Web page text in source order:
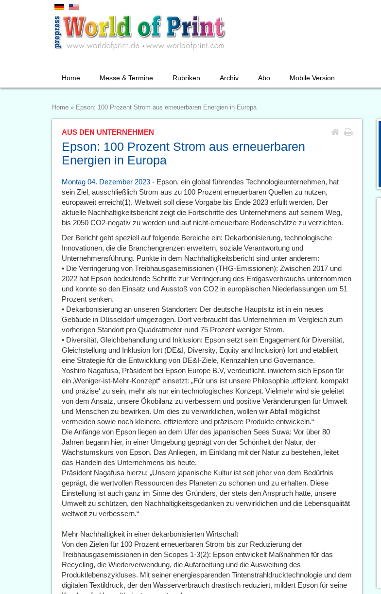
Home Messe & Termine Rubriken Archiv Abo Mobile Version
Home » Epson: 100 Prozent Strom aus erneuerbaren Energien in Europa
AUS DEN UNTERNEHMEN
Epson: 100 Prozent Strom aus erneuerbaren
Energien in Europa
Montag 04. Dezember 2023 - Epson, ein global führendes Technologieunternehmen, hat
sein Ziel, ausschließlich Strom aus zu 100 Prozent erneuerbaren Quellen zu nutzen,
europaweit erreicht(1). Weltweit soll diese Vorgabe bis Ende 2023 erfüllt werden. Der
aktuelle Nachhaltigkeitsbericht zeigt die Fortschritte des Unternehmens auf seinem Weg,
bis 2050 CO2-negativ zu werden und auf nicht-erneuerbare Bodenschätze zu verzichten.
Der Bericht geht speziell auf folgende Bereiche ein: Dekarbonisierung, technologische
Innovationen, die die Branchengrenzen erweitern, soziale Verantwortung und
Unternehmensführung. Punkte in dem Nachhaltigkeitsbericht sind unter anderem:
• Die Verringerung von Treibhausgasemissionen (THG-Emissionen): Zwischen 2017 und
2022 hat Epson bedeutende Schritte zur Verringerung des Erdgasverbrauchs unternommen
und konnte so den Einsatz und Ausstoß von CO2 in europäischen Niederlassungen um 51
Prozent senken.
• Dekarbonisierung an unseren Standorten: Der deutsche Hauptsitz ist in ein neues
Gebäude in Düsseldorf umgezogen. Dort verbraucht das Unternehmen im Vergleich zum
vorherigen Standort pro Quadratmeter rund 75 Prozent weniger Strom.
• Diversität, Gleichbehandlung und Inklusion: Epson setzt sein Engagement für Diversität,
Gleichstellung und Inklusion fort (DE&I, Diversity, Equity and Inclusion) fort und etabliert
eine Strategie für die Entwicklung von DE&I-Ziele, Kennzahlen und Governance.
Yoshiro Nagafusa, Präsident bei Epson Europe B.V, verdeutlicht, inwiefern sich Epson für
ein ‚Weniger-ist-Mehr-Konzept“ einsetzt: „Für uns ist unsere Philosophie ‚effizient, kompakt
und präzise‘ zu sein, mehr als nur ein technologisches Konzept. Vielmehr wird sie geleitet
von dem Ansatz, unsere Ökobilanz zu verbessern und positive Veränderungen für Umwelt
und Menschen zu bewirken. Um dies zu verwirklichen, wollen wir Abfall möglichst
vermeiden sowie noch kleinere, effizientere und präzisere Produkte entwickeln.“
Die Anfänge von Epson liegen an dem Ufer des japanischen Sees Suwa: Vor über 80
Jahren begann hier, in einer Umgebung geprägt von der Schönheit der Natur, der
Wachstumskurs von Epson. Das Anliegen, im Einklang mit der Natur zu bestehen, leitet
das Handeln des Unternehmens bis heute.
Präsident Nagafusa hierzu: „Unsere japanische Kultur ist seit jeher von dem Bedürfnis
geprägt, die wertvollen Ressourcen des Planeten zu schonen und zu erhalten. Diese
Einstellung ist auch ganz im Sinne des Gründers, der stets den Anspruch hatte, unsere
Umwelt zu schützen, den Nachhaltigkeitsgedanken zu verwirklichen und die Lebensqualität
weltweit zu verbessern.“
Mehr Nachhaltigkeit in einer dekarbonisierten Wirtschaft
Von den Zielen für 100 Prozent erneuerbaren Strom bis zur Reduzierung der
Treibhausgasemissionen in den Scopes 1-3(2): Epson entwickelt Maßnahmen für das
Recycling, die Wiederverwendung, die Aufarbeitung und die Ausweitung des
Produktlebenszykluses. Mit seiner energiesparenden Tintenstrahldrucktechnologie und dem
digitalen Textildruck, der den Wasserverbrauch drastisch reduziert, mildert Epson für seine